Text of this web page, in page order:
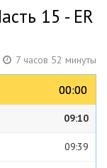
15 - ER
7 часов 52 минуты
00:00
00:00
09:10
09:39